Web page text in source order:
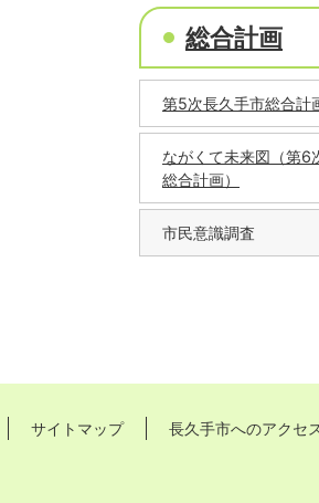
総合計画
第5次長久手市総合計
ながくて未来図（第6
総合計画）
市民意識調査
サイトマップ 長久手市へのアクセ